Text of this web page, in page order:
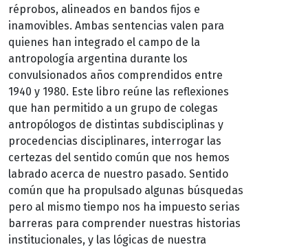
réprobos, alineados en bandos fijos e
inamovibles. Ambas sentencias valen para
quienes han integrado el campo de la
antropología argentina durante los
convulsionados años comprendidos entre
1940 y 1980. Este libro reúne las reflexiones
que han permitido a un grupo de colegas
antropólogos de distintas subdisciplinas y
procedencias disciplinares, interrogar las
certezas del sentido común que nos hemos
labrado acerca de nuestro pasado. Sentido
común que ha propulsado algunas búsquedas
pero al mismo tiempo nos ha impuesto serias
barreras para comprender nuestras historias
institucionales, y las lógicas de nuestra